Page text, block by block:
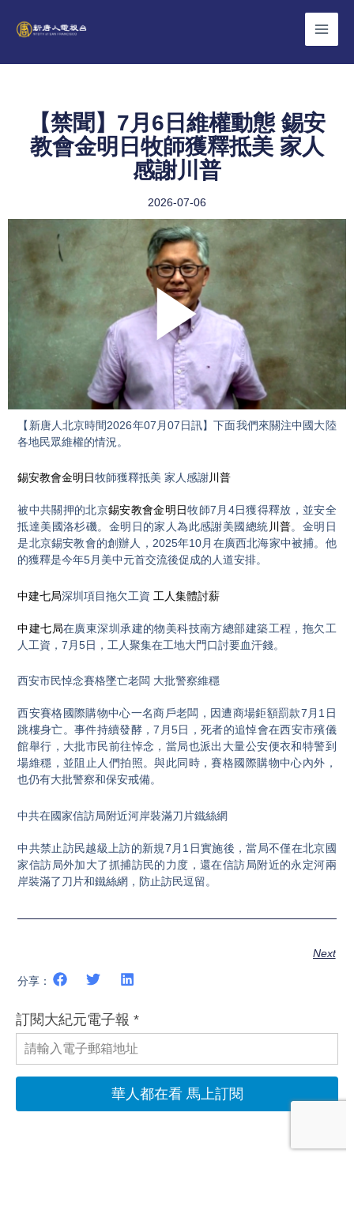
【禁聞】7月6日維權動態 錫安
教會金明日牧師獲釋抵美 家人
感謝川普
2026-07-06
Play
Video
【新唐人北京時間2026年07月07日訊】下面我們來關注中國大陸
各地民眾維權的情況。
錫安教會金明日牧師獲釋抵美 家人感謝川普
被中共關押的北京錫安教會金明日牧師7月4日獲得釋放，並安全
抵達美國洛杉磯。金明日的家人為此感謝美國總統 川普。金明日
是北京錫安教會的創辦人，2025年10月在廣西北海家中被捕。他
的獲釋是今年5月美中元首交流後促成的人道安排。
中建七局深圳項目拖欠工資 工人集體討薪
中建七局在廣東深圳承建的物美科技南方總部建築工程，拖欠工
人工資，7月5日，工人聚集在工地大門口討要血汗錢。
西安市民悼念賽格墜亡老闆 大批警察維穩
西安賽格國際購物中心一名商戶老闆，因遭商場鉅額罰款7月1日
跳樓身亡。事件持續發酵，7月5日，死者的追悼會在西安市殯儀
館舉行，大批市民前往悼念，當局也派出大量公安便衣和特警到
場維穩，並阻止人們拍照。與此同時，賽格國際購物中心內外，
也仍有大批警察和保安戒備。
中共在國家信訪局附近河岸裝滿刀片鐵絲網
中共禁止訪民越級上訪的新規7月1日實施後，當局不僅在北京國
家信訪局外加大了抓捕訪民的力度，還在信訪局附近的永定河兩
岸裝滿了刀片和鐵絲網，防止訪民逗留。
Next
分享：